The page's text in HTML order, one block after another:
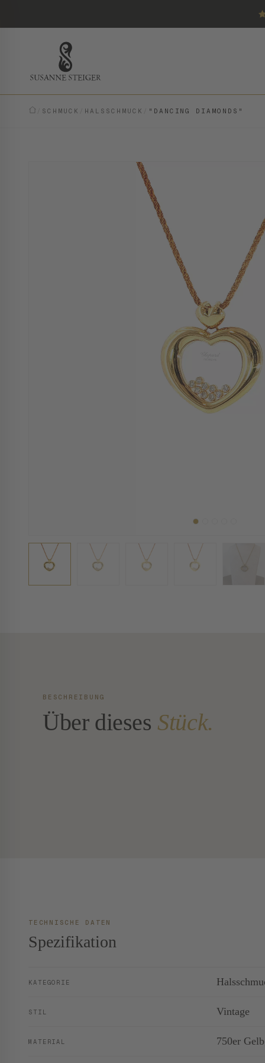
SCHMUCK HALSSCHMUCK "DANCING DIAMONDS"
VINTAGE · EINZELSTÜCK
BESCHREIBUNG
Über dieses Stück.
TECHNISCHE DATEN
Spezifikation
KATEGORIE
STIL Vintage
MATERIAL 750er